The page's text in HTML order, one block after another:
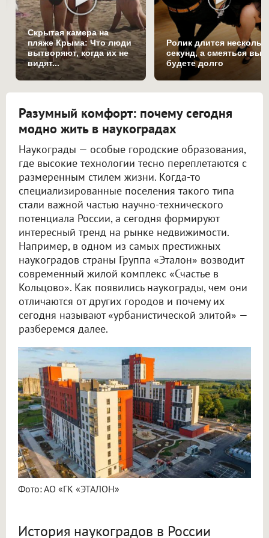
Скрытая камера на
пляже Крыма: Что люди
вытворяют, когда их не
видят...
Ролик длится
секунд, а смеяться вы
будете долго
Разумный комфорт: почему сегодня
модно жить в наукоградах
Наукограды — особые городские образования,
где высокие технологии тесно переплетаются с
размеренным стилем жизни. Когда-то
специализированные поселения такого типа
стали важной частью научно-технического
потенциала России, а сегодня формируют
интересный тренд на рынке недвижимости.
Например, в одном из самых престижных
наукоградов страны Группа «Эталон» возводит
современный жилой комплекс «Счастье в
Кольцово». Как появились наукограды, чем они
отличаются от других городов и почему их
сегодня называют «урбанистической элитой» —
разберемся далее.
Фото: АО «ГК «ЭТАЛОН»
История наукоградов в России